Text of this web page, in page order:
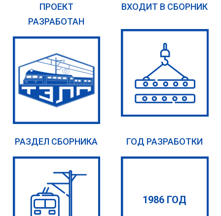
ПРОЕКТ
РАЗРАБОТАН
ВХОДИТ В СБОРНИК
РАЗДЕЛ СБОРНИКА ГОД РАЗРАБОТКИ
1986 ГОД